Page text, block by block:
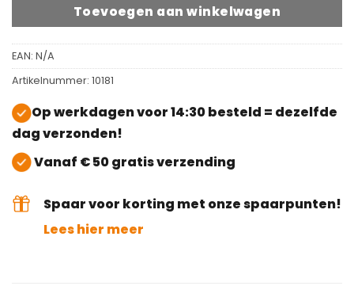
Toevoegen aan winkelwagen
EAN: N/A
Artikelnummer: 10181
Op werkdagen voor 14:30 besteld = dezelfde
dag verzonden!
Vanaf € 50 gratis verzending
Spaar voor korting met onze spaarpunten!
Lees hier meer